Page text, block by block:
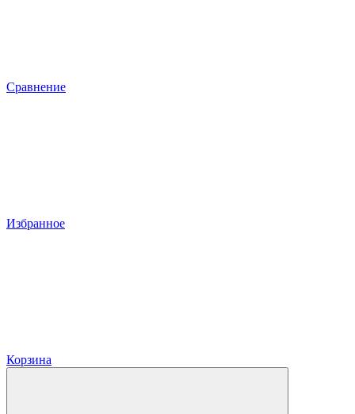
Сравнение
Избранное
Корзина